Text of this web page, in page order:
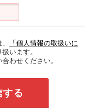
「個人情報の取扱いに
います。
わせください。
する